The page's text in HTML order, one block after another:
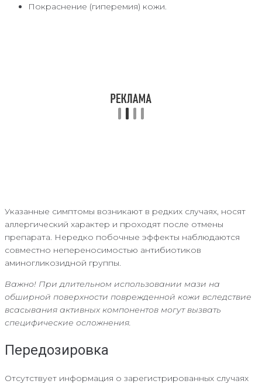
Покраснение (гиперемия) кожи.
Указанные симптомы возникают в редких случаях, носят
аллергический характер и проходят после отмены
препарата. Нередко побочные эффекты наблюдаются
совместно непереносимостью антибиотиков
аминогликозидной группы.
Важно! При длительном использовании мази на
обширной поверхности поврежденной кожи вследствие
всасывания активных компонентов могут вызвать
специфические осложнения.
Передозировка
Отсутствует информация о зарегистрированных случаях